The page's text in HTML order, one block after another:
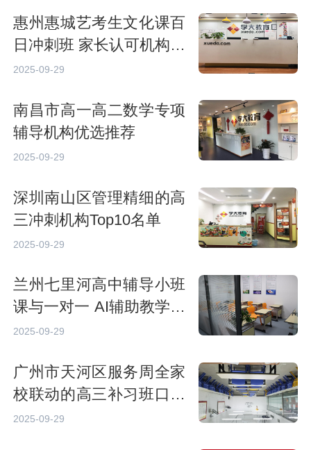
惠州惠城艺考生文化课百
日冲刺班 家长认可机构精
选
2025-09-29
南昌市高一高二数学专项
辅导机构优选推荐
2025-09-29
深圳南山区管理精细的高
三冲刺机构Top10名单
2025-09-29
兰州七里河高中辅导小班
课与一对一 AI辅助教学效
果对比
2025-09-29
广州市天河区服务周全家
校联动的高三补习班口碑
名单
2025-09-29